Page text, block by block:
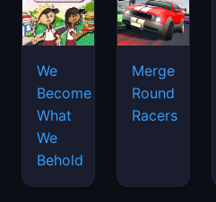
We
Become
What
We
Behold
Merge
Round
Racers